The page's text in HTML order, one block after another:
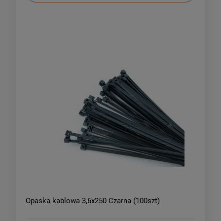
Opaska kablowa 3,6x250 Czarna (100szt)